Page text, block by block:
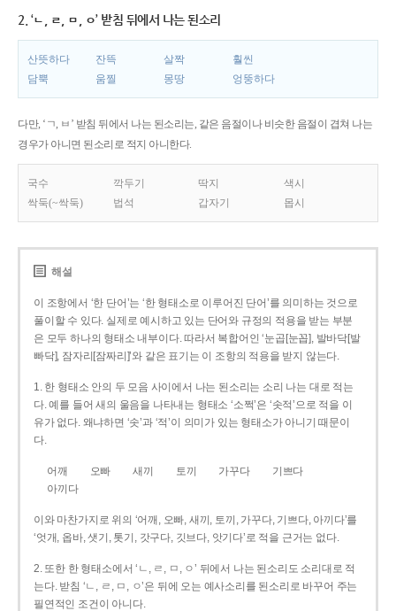
2. ‘ㄴ, ㄹ, ㅁ, ㅇ’ 받침 뒤에서 나는 된소리
산뜻하다 잔뜩 살짝
훨씬
담뿍
움찔 몽땅 엉뚱하다
다만, ‘ㄱ, ㅂ’ 받침 뒤에서 나는 된소리는, 같은 음절이나 비슷한 음절이 겹쳐 나는
경우가 아니면 된소리로 적지 아니한다.
국수 깍두기 딱지
색시
싹둑(~싹둑)
법석 갑자기 몹시
해설
이 조항에서 ‘한 단어’는 ‘한 형태소로 이루어진 단어’를 의미하는 것으로
풀이할 수 있다. 실제로 예시하고 있는 단어와 규정의 적용을 받는 부분
은 모두 하나의 형태소 내부이다. 따라서 복합어인 ‘눈곱[눈꼽], 발바닥[발
빠닥], 잠자리[잠짜리]’와 같은 표기는 이 조항의 적용을 받지 않는다.
1. 한 형태소 안의 두 모음 사이에서 나는 된소리는 소리 나는 대로 적는
다. 예를 들어 새의 울음을 나타내는 형태소 ‘소쩍’은 ‘솟적’으로 적을 이
유가 없다. 왜냐하면 ‘솟’과 ‘적’이 의미가 있는 형태소가 아니기 때문이
다.
어깨 오빠 새끼 토끼 가꾸다
기쁘다
아끼다
이와 마찬가지로 위의 ‘어깨, 오빠, 새끼, 토끼, 가꾸다, 기쁘다, 아끼다’를
‘엇개, 옵바, 샛기, 톳기, 갓구다, 깃브다, 앗기다’로 적을 근거는 없다.
2. 또한 한 형태소에서 ‘ㄴ, ㄹ, ㅁ, ㅇ’ 뒤에서 나는 된소리도 소리대로 적
는다. 받침 ‘ㄴ, ㄹ, ㅁ, ㅇ’은 뒤에 오는 예사소리를 된소리로 바꾸어 주는
필연적인 조건이 아니다.